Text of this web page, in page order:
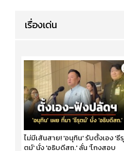
เรื่องเด่น
ไม่มีเส้นสาย! 'อนุทิน' รับตั้งเอง 'ธีรุ
ตม์' นั่ง 'อธิบดีสถ.' ลั่น 'โกงสอบ